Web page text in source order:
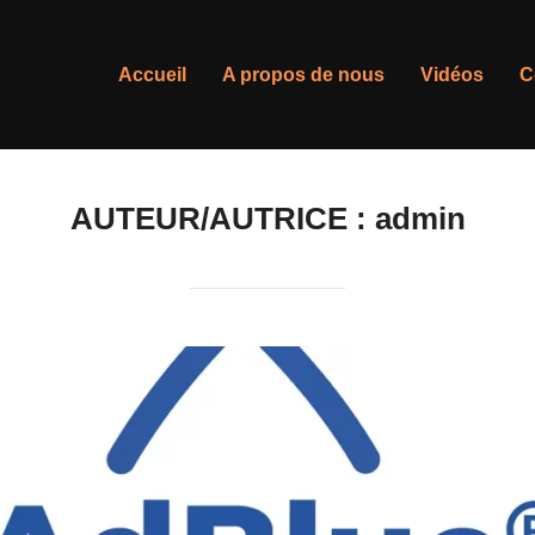
Accueil A propos de nous Vidéos
AUTEUR/AUTRICE : admin